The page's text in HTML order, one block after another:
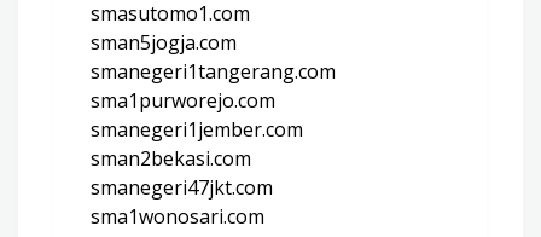
smasutomo1.com
sman5jogja.com
smanegeri1tangerang.com
sma1purworejo.com
smanegeri1jember.com
sman2bekasi.com
smanegeri47jkt.com
sma1wonosari.com